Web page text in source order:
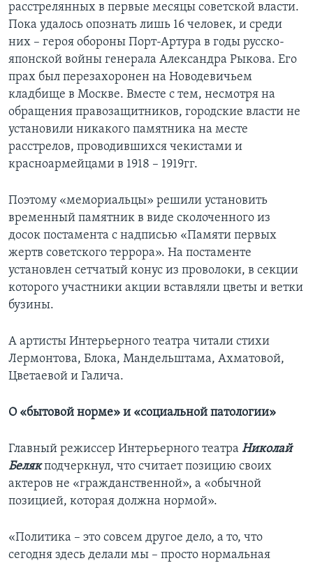
расстрелянных в первые месяцы советской власти.
Пока удалось опознать лишь 16 человек, и среди
них – героя обороны Порт-Артура в годы русско-
японской войны генерала Александра Рыкова. Его
прах был перезахоронен на Новодевичьем
кладбище в Москве. Вместе с тем, несмотря на
обращения правозащитников, городские власти не
установили никакого памятника на месте
расстрелов, проводившихся чекистами и
красноармейцами в 1918 – 1919гг.
Поэтому «мемориальцы» решили установить
временный памятник в виде сколоченного из
досок постамента с надписью «Памяти первых
жертв советского террора». На постаменте
установлен сетчатый конус из проволоки, в секции
которого участники акции вставляли цветы и ветки
бузины.
А артисты Интерьерного театра читали стихи
Лермонтова, Блока, Мандельштама, Ахматовой,
Цветаевой и Галича.
О «бытовой норме» и «социальной патологии»
Главный режиссер Интерьерного театра Николай
Белякподчеркнул, что считает позицию своих
актеров не «гражданственной», а «обычной
позицией, которая должна нормой».
«Политика – это совсем другое дело, а то, что
сегодня здесь делали мы – просто нормальная